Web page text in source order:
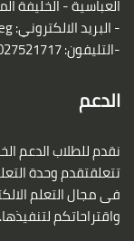
العباسية -
- البريد الالكتروني:
-التليفون: 01027521717
الدعم
نقدم للطلاب الدعم
تتعلقتقدم وحدة
فى مجال التعلم
واقتراحاتكم لتنفيذها.